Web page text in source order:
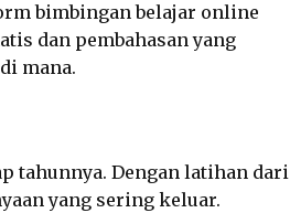
bimbingan belajar online
dan pembahasan yang
mana.
tahunnya. Dengan latihan dari
yang sering keluar.